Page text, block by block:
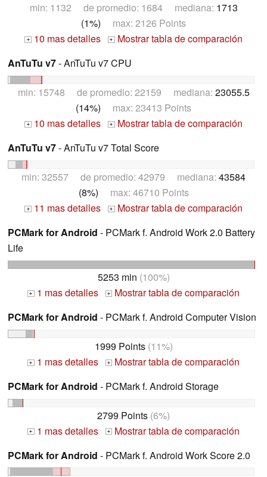
min: 1132 de promedio: 1684 mediana: 1713
(1%) max: 2126 Points
+ 10 mas detalles + Mostrar tabla de comparación
AnTuTu v7- AnTuTu v7 CPU
min: 15748 de promedio: 22159 mediana: 23055.5
(14%) max: 23413 Points
+ 10 mas detalles + Mostrar tabla de comparación
AnTuTu v7- AnTuTu v7 Total Score
min: 32557 de promedio: 42979 mediana: 43584
(8%) max: 46710 Points
+ 11 mas detalles + Mostrar tabla de comparación
PCMark for Android - PCMark f. Android Work 2.0 Battery
Life
5253 min (100%)
+ 1 mas detalles +
Mostrar tabla de comparación
PCMark for Android - PCMark f. Android Computer Vision
1999 Points(11%)
+ 1 mas detalles +
Mostrar tabla de comparación
PCMark for Android - PCMark f. Android Storage
2799 Points (6%)
+ 1 mas detalles +
Mostrar tabla de comparación
PCMark for Android - PCMark f. Android Work Score 2.0